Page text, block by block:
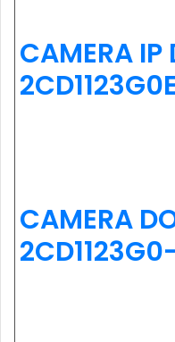
CAMERA IP
CAMERA